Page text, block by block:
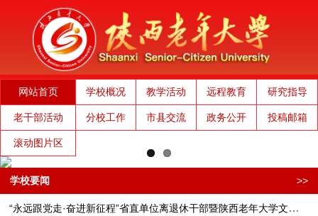
网站首页 学校概况 教学活动 远程教育 研究指导
老干部活动 分校工作 市县交流 政务公开 投稿邮箱
滚动图片区
>>
学校要闻
“永远跟党走·奋进新征程”省直单位离退休干部暨陕西老年大学文艺演出隆重举行